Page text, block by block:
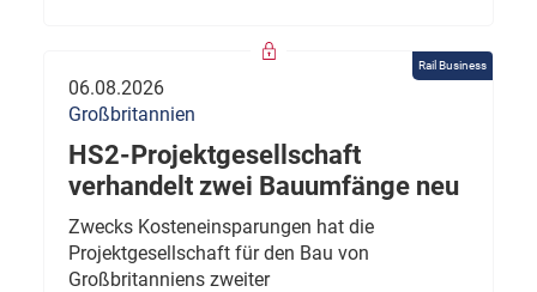
Rail Business
06.08.2026
Großbritannien
HS2-Projektgesellschaft
verhandelt zwei Bauumfänge neu
Zwecks Kosteneinsparungen hat die
Projektgesellschaft für den Bau von
Großbritanniens zweiter